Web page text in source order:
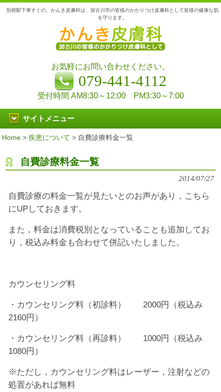
別府駅下車すぐの、かんき皮膚科は、加古川市の皆様のかかりつけ皮膚科として皆様の健康な肌
を守ります。
お気軽にお問い合わせください。
079-441-4112
受付時間 AM8:30～12:00 PM3:30～7:00
サイトメニュー
Home > 疾患について > 自費診療料金一覧
自費診療料金一覧
2014/07/27
自費診療の料金一覧が見たいとのお声があり，こちら
にUPしておきます。
また，料金は消費税別となっていることも追加してお
り，税込み料金も合わせて併記いたしました。
カウンセリング料
・カウンセリング料（初診料） 2000円（税込み
2160円）
・カウンセリング料（再診料） 1000円（税込み
1080円）
※ただし，カウンセリング料はレーザー，注射などの
処置があれば無料